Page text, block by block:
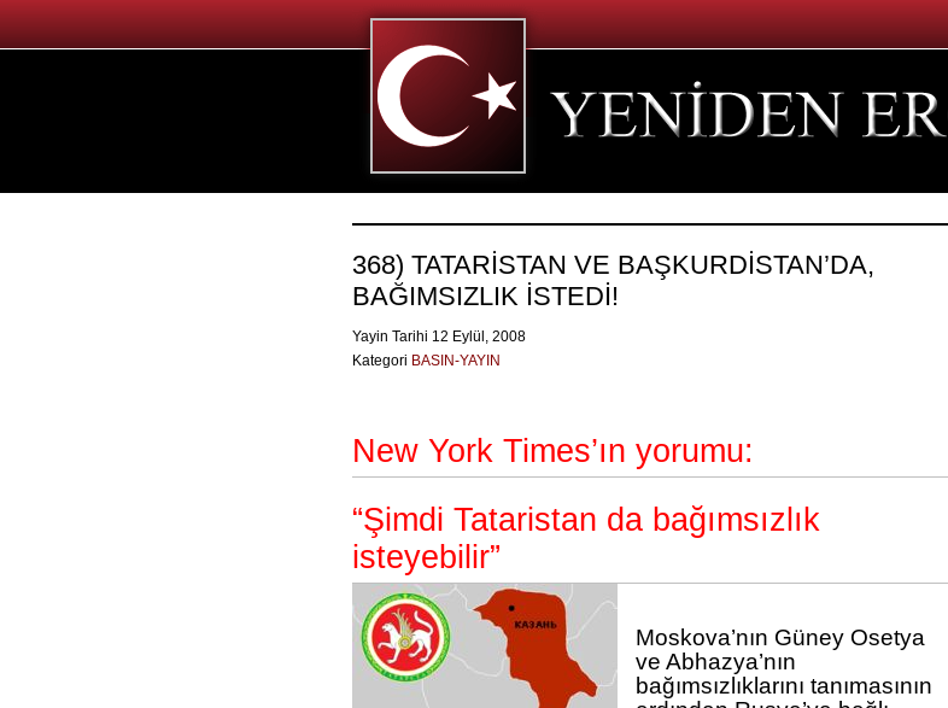
368) TATARİSTAN VE BAŞKURDİSTAN’DA,
BAĞIMSIZLIK İSTEDİ!
Yayin Tarihi 12 Eylül, 2008
Kategori BASIN-YAYIN
New York Times’ın yorumu:
“Şimdi Tataristan da bağımsızlık
isteyebilir”
Moskova’nın Güney Osetya
ve Abhazya’nın
bağımsızlıklarını tanımasının